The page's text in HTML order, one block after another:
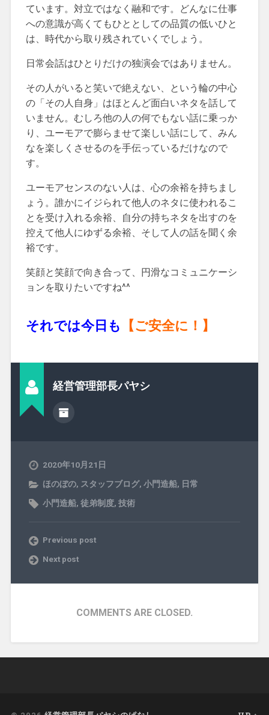
ています。対立ではなく融和です。どんなに仕事
への意識が高くてもひととしての品質の低いひと
は、時代から取り残されていくでしょう。
日常会話はひとりだけの独演会ではありません。
その人がいると笑いで絶えない、という輪の中心
の「その人自身」はほとんど面白いネタを話して
いません。むしろ他の人の何でもない話に乗っか
り、ユーモアで膨らませて楽しい話にして、みん
なを楽しくさせるのを手伝っているだけなので
す。
ユーモアセンスのない人は、心の余裕を持ちまし
ょう。誰かにイジられて他人のネタに使われるこ
とを受け入れる余裕、自分の持ちネタを出すのを
控えて他人にゆずる余裕、そして人の話を聞く余
裕です。
笑顔と笑顔で向き合って、円滑なコミュニケーシ
ョンを取りたいですね^^
それでは今日も 【ご安全に！】
経営管理部長パヤシ
2020年10月21日
ほのぼの, スタッフブログ, 小門造船, 日常
小門造船, 徒弟制度, 技術
Previous post
Next post
COMMENTS ARE CLOSED.